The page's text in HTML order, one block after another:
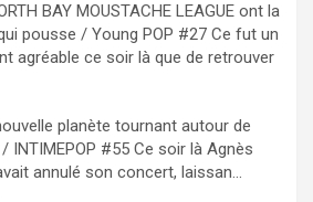
BAY MOUSTACHE LEAGUE ont la
pousse / Young POP #27 Ce fut un
agréable ce soir là que de retrouver
planète tournant autour de
INTIMEPOP #55 Ce soir là Agnès
annulé son concert, laissan...